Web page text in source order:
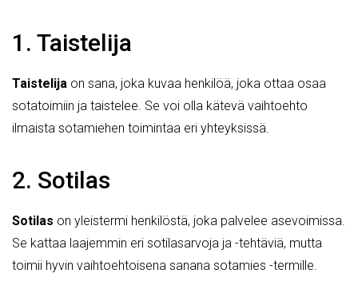
1. Taistelija
Taistelija on sana, joka kuvaa henkilöä, joka ottaa osaa
sotatoimiin ja taistelee. Se voi olla kätevä vaihtoehto
ilmaista sotamiehen toimintaa eri yhteyksissä.
2. Sotilas
Sotilas on yleistermi henkilöstä, joka palvelee asevoimissa.
Se kattaa laajemmin eri sotilasarvoja ja -tehtäviä, mutta
toimii hyvin vaihtoehtoisena sanana sotamies -termille.